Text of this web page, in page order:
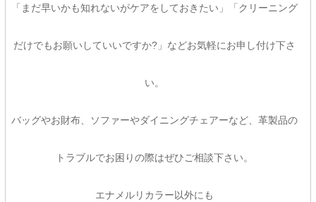
「まだ早いかも知れないがケアをしておきたい」「クリーニング
だけでもお願いしていいですか?」などお気軽にお申し付け下さ
い。
バッグやお財布、ソファーやダイニングチェアーなど、革製品の
トラブルでお困りの際はぜひご相談下さい。
エナメルリカラー以外にも